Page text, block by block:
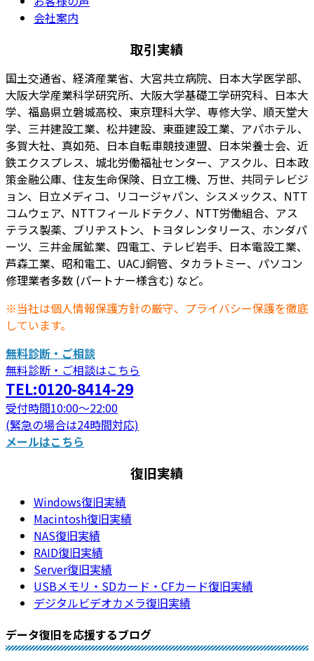
会社案内
取引実績
国土交通省、経済産業省、大宮共立病院、日本大学医学部、
大阪大学産業科学研究所、大阪大学基礎工学研究科、日本大
学、福島県立磐城高校、東京理科大学、専修大学、順天堂大
学、三井建設工業、松井建設、東亜建設工業、アパホテル、
多賀大社、真如苑、日本自転車競技連盟、日本栄養士会、近
鉄エクスプレス、城北労働福祉センター、アスクル、日本政
策金融公庫、住友生命保険、日立工機、万世、共同テレビジ
ョン、日立メディコ、リコージャパン、シスメックス、NTT
コムウェア、NTTフィールドテクノ、NTT労働組合、アス
テラス製薬、ブリヂストン、トヨタレンタリース、ホンダパ
ーツ、三井金属鉱業、四電工、テレビ岩手、日本電設工業、
芦森工業、昭和電工、UACJ銅管、タカラトミー、パソコン
修理業者多数 (パートナー様含む) など。
※当社は個人情報保護方針の厳守、プライバシー保護を徹底
しています。
無料診断・ご相談
無料診断・ご相談はこちら
TEL:0120-8414-29
受付時間10:00～22:00
(緊急の場合は24時間対応)
メールはこちら
復旧実績
Windows復旧実績
Macintosh復旧実績
NAS復旧実績
RAID復旧実績
Server復旧実績
USBメモリ・SDカード・CFカード復旧実績
デジタルビデオカメラ復旧実績
データ復旧を応援するブログ